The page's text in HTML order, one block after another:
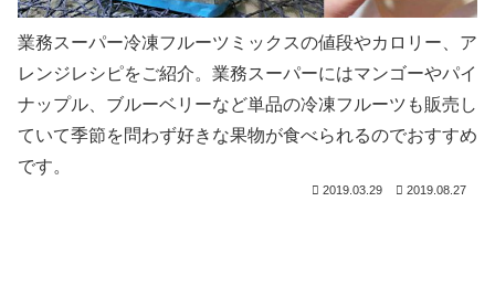
業務スーパー冷凍フルーツミックスの値段やカロリー、ア
レンジレシピをご紹介。業務スーパーにはマンゴーやパイ
ナップル、ブルーベリーなど単品の冷凍フルーツも販売し
ていて季節を問わず好きな果物が食べられるのでおすすめ
です。
2019.03.29 2019.08.27